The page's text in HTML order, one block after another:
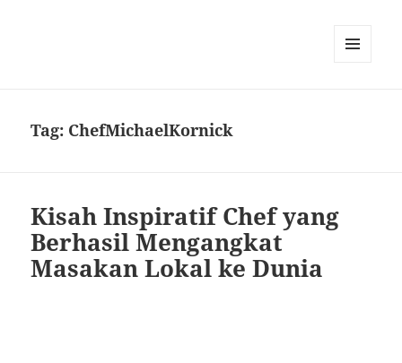
Tag: ChefMichaelKornick
Kisah Inspiratif Chef yang
Berhasil Mengangkat
Masakan Lokal ke Dunia